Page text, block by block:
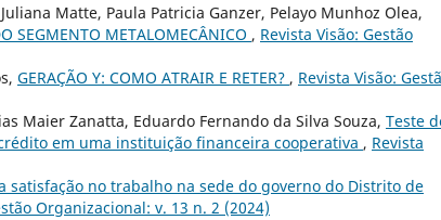
Matte, Paula Patricia Ganzer, Pelayo Munhoz Olea,
SEGMENTO METALOMECÂNICO , Revista Visão: Gestão
GERAÇÃO Y: COMO ATRAIR E RETER? , Revista Visão:
Maier Zanatta, Eduardo Fernando da Silva Souza, Teste
em uma instituição financeira cooperativa , Revista
satisfação no trabalho na sede do governo do Distrito de
Organizacional: v. 13 n. 2 (2024)